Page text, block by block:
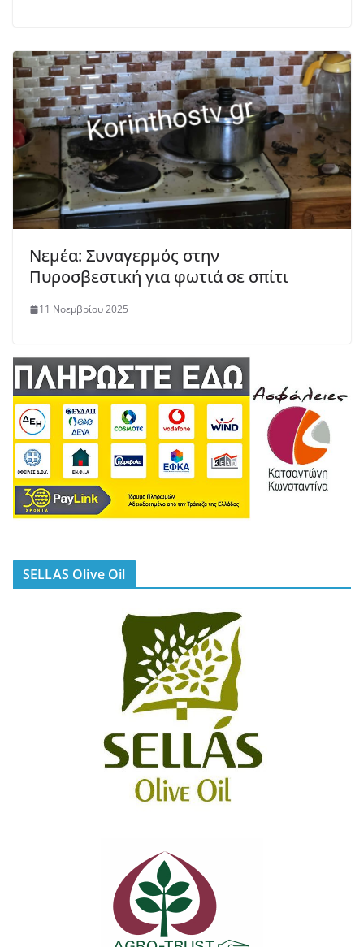
Νεμέα: Συναγερμός στην
Πυροσβεστική για φωτιά σε σπίτι
11 Νοεμβρίου 2025
SELLAS Olive Oil